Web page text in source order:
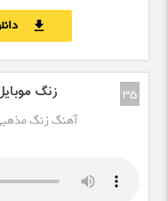
download
35 زنگ
آهنگ زنگ